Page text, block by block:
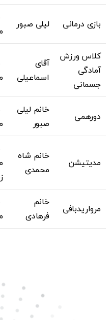
بازی درمانی لیلی صبور
کلاس ورزش
آمادگی
جسمانی
آقای
اسماعیلی
دورهمی
خانم لیلی
صبور
مدیتیشن
خانم شاه
محمدی
مرواریدبافی
خانم
فرهادی